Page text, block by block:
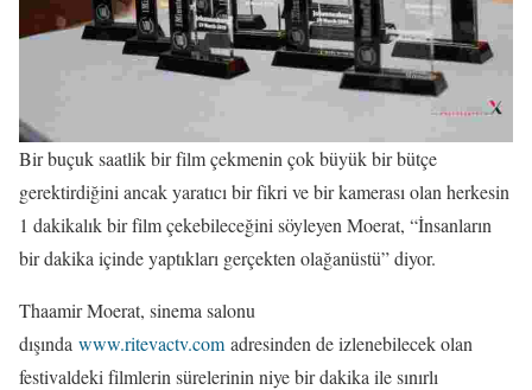
Bir buçuk saatlik bir film çekmenin çok büyük bir bütçe
gerektirdiğini ancak yaratıcı bir fikri ve bir kamerası olan herkesin
1 dakikalık bir film çekebileceğini söyleyen Moerat, “İnsanların
bir dakika içinde yaptıkları gerçekten olağanüstü” diyor.
Thaamir Moerat, sinema salonu
dışında www.ritevactv.com adresinden de izlenebilecek olan
festivaldeki filmlerin sürelerinin niye bir dakika ile sınırlı